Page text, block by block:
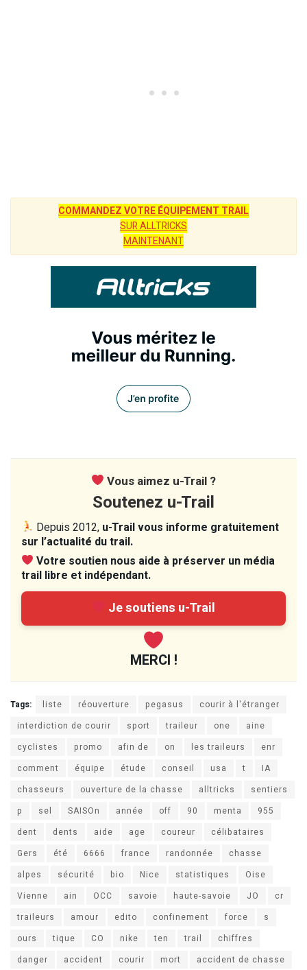
COMMANDEZ VOTRE ÉQUIPEMENT TRAIL
SUR ALLTRICKS
MAINTENANT
Vous aimez u-Trail ?
Soutenez u-Trail
Depuis 2012, u-Trail vous informe gratuitement
sur l’actualité du trail.
Votre soutien nous aide à préserver un média
trail libre et indépendant.
Je soutiens u-Trail
MERCI !
Tags: liste réouverture pegasus
courir à l'étranger
interdiction de courir
sport traileur one
aine
cyclistes
promo afin de on les traileurs
enr
comment
équipe étude conseil usa t
IA
chasseurs
ouverture de la chasse alltricks
sentiers
p
sel SAISOn année off 90 menta
955
dent
dents aide age coureur
célibataires
Gers
été 6666 france randonnée
chasse
alpes
sécurité bio Nice statistiques
Oise
Vienne
ain OCC savoie haute-savoie JO
cr
traileurs
amour edito confinement force
s
ours
tique CO nike ten trail
chiffres
danger
accident courir mort
accident de chasse